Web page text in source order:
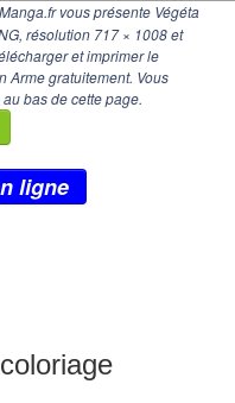
vous présente Végéta
résolution 717 × 1008et
et imprimer le
Arme gratuitement. Vous
bas de cette page.
ligne